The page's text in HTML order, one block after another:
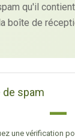
qu'il
boîte de
spam
—
une vérification